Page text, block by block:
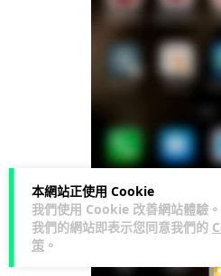
本網站正使用 Cookie
我們使用 Cookie 改善網站體驗
我們的網站即表示您同意我們的
策 。